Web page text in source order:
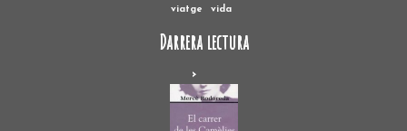
viatge vida
Darrera lectura